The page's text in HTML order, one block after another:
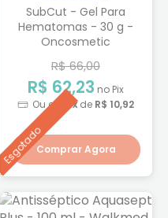
SubCut - Gel Para
Hematomas - 30 g -
Oncosmetic
R$ 66,00
R$ 62,23 no Pix
Ou em
6xde R$ 10,92
Comprar Agora
Esgotado